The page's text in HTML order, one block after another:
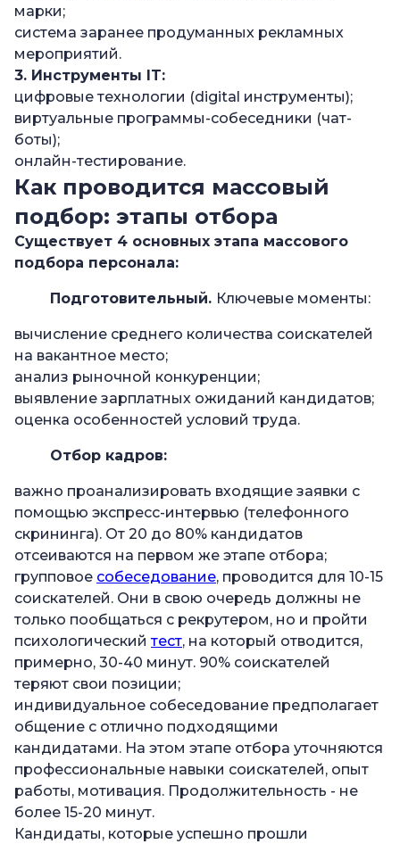
марки;
система заранее продуманных рекламных
мероприятий.
3. Инструменты IT:
цифровые технологии (digital инструменты);
виртуальные программы-собеседники (чат-
боты);
онлайн-тестирование.
Как проводится массовый
подбор: этапы отбора
Существует 4 основных этапа массового
подбора персонала:
Подготовительный. Ключевые моменты:
вычисление среднего количества соискателей
на вакантное место;
анализ рыночной конкуренции;
выявление зарплатных ожиданий кандидатов;
оценка особенностей условий труда.
Отбор кадров:
важно проанализировать входящие заявки с
помощью экспресс-интервью (телефонного
скрининга). От 20 до 80% кандидатов
отсеиваются на первом же этапе отбора;
групповое собеседование, проводится для 10-15
соискателей. Они в свою очередь должны не
только пообщаться с рекрутером, но и пройти
психологическийтест, на который отводится,
примерно, 30-40 минут. 90% соискателей
теряют свои позиции;
индивидуальное собеседование предполагает
общение с отлично подходящими
кандидатами. На этом этапе отбора уточняются
профессиональные навыки соискателей, опыт
работы, мотивация. Продолжительность - не
более 15-20 минут.
Кандидаты, которые успешно прошли